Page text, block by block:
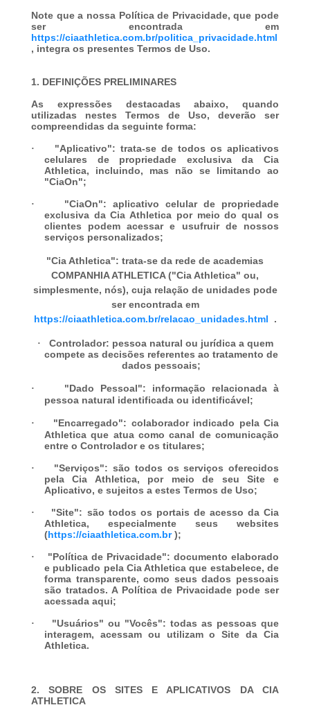
Note que a nossa Política de Privacidade, que pode
ser encontrada em
https://ciaathletica.com.br/politica_privacidade.html
, integra os presentes Termos de Uso.
1. DEFINIÇÕES PRELIMINARES
As expressões destacadas abaixo, quando
utilizadas nestes Termos de Uso, deverão ser
compreendidas da seguinte forma:
·
"Aplicativo": trata-se de todos os aplicativos
celulares de propriedade exclusiva da Cia
Athletica, incluindo, mas não se limitando ao
"CiaOn";
·
"CiaOn": aplicativo celular de propriedade
exclusiva da Cia Athletica por meio do qual os
clientes podem acessar e usufruir de nossos
serviços personalizados;
"Cia Athletica": trata-se da rede de academias
COMPANHIA ATHLETICA("Cia Athletica" ou,
simplesmente, nós), cuja relação de unidades pode
ser encontrada em
https://ciaathletica.com.br/relacao_unidades.html .
· Controlador: pessoa natural ou jurídica a quem
compete as decisões referentes ao tratamento de
dados pessoais;
· "Dado Pessoal":
informação relacionada à
pessoa natural identificada ou identificável;
· "Encarregado": colaborador indicado pela Cia
Athletica que atua como canal de comunicação
entre o Controlador e os titulares;
·
"Serviços": são todos os serviços oferecidos
pela Cia Athletica, por meio de seu Site e
Aplicativo, e sujeitos a estes Termos de Uso;
·
"Site": são todos os portais de acesso da Cia
Athletica, especialmente seus websites
(https://ciaathletica.com.br );
·
"Política de Privacidade": documento elaborado
e publicado pela Cia Athletica que estabelece, de
forma transparente, como seus dados pessoais
são tratados. A Política de Privacidade pode ser
acessada aqui;
·
"Usuários" ou "Vocês": todas as pessoas que
interagem, acessam ou utilizam o Site da Cia
Athletica.
2. SOBRE OS SITES E APLICATIVOS DA CIA
ATHLETICA